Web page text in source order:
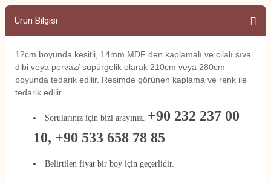
Ürün Bilgisi
12cm boyunda kesitli, 14mm MDF den kaplamalı ve cilalı sıva
dibi veya pervaz/ süpürgelik olarak 210cm veya 280cm
boyunda tedarik edilir. Resimde görünen kaplama ve renk ile
tedarik edilir.
Sorularınız için bizi arayınız. +90 232 237 00
10, +90 533 658 78 85
Belirtilen fiyat bir boy için geçerlidir.